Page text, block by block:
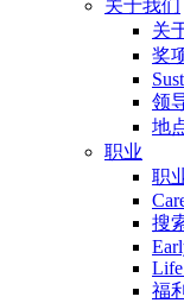
关于我们
关
奖
领
地
职业
职
搜
福